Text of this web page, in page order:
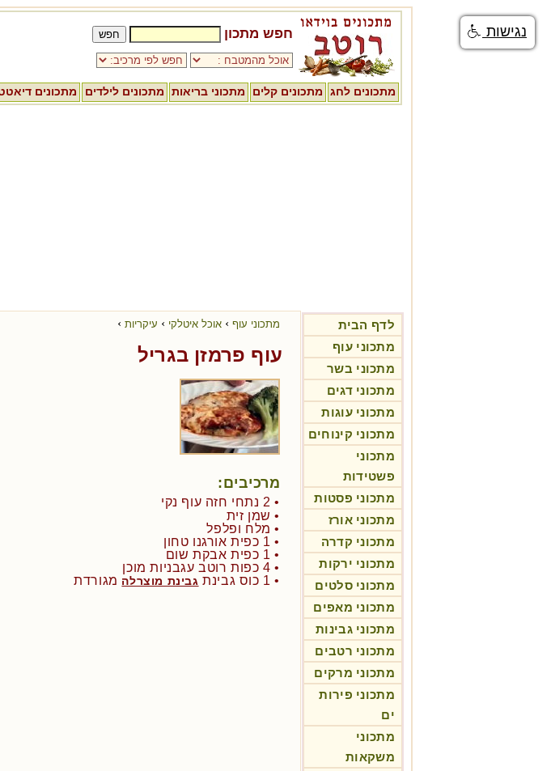
חפש מתכון
מתכונים לחג מתכונים קלים מתכוני בריאות מתכונים לילדים מתכונים
לדף הבית
מתכוני עוף
מתכוני בשר
מתכוני דגים
מתכוני עוגות
מתכוני קינוחים
מתכוני
פשטידות
מתכוני פסטות
מתכוני אורז
מתכוני קדרה
מתכוני ירקות
מתכוני סלטים
מתכוני מאפים
מתכוני גבינות
מתכוני רטבים
מתכוני מרקים
מתכוני פירות
ים
מתכוני
משקאות
מתכוני עוף › אוכל איטלקי › עיקריות ›
עוף פרמזן בגריל
מרכיבים:
• 2 נתחי חזה עוף נקי
• שמן זית
• מלח ופלפל
• 1 כפית אורגנו טחון
• 1 כפית אבקת שום
• 4 כפות רוטב עגבניות מוכן
• 1 כוס גבינת
גבינת מוצרלה מגורדת
נגישות